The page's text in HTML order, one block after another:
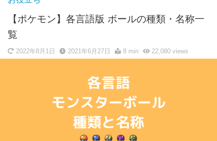
【ポケモン】各言語版 ボールの種類・名称一
覧
2022年8月1日 2021年6月27日 8 min 22,080views